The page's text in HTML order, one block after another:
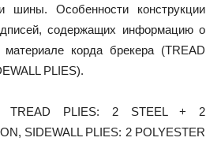
шины. Особенности конструкции
содержащих информацию о
корда брекера (TREAD
PLIES).
TREAD PLIES: 2 STEEL + 2
SIDEWALL PLIES: 2 POLYESTER